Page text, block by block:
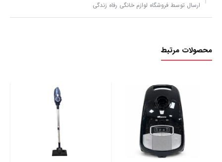
ارسال توسط فروشگاه لوازم خانگی رفاه زندگی
محصولات مرتبط